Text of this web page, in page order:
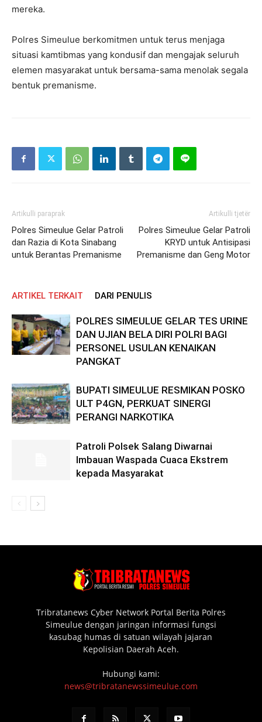
mereka.
Polres Simeulue berkomitmen untuk terus menjaga
situasi kamtibmas yang kondusif dan mengajak seluruh
elemen masyarakat untuk bersama-sama menolak segala
bentuk premanisme.
Artikulli paraprak
Polres Simeulue Gelar Patroli
dan Razia di Kota Sinabang
untuk Berantas Premanisme
Artikulli tjetër
Polres Simeulue Gelar Patroli
KRYD untuk Antisipasi
Premanisme dan Geng Motor
ARTIKEL TERKAIT DARI PENULIS
POLRES SIMEULUE GELAR TES URINE
DAN UJIAN BELA DIRI POLRI BAGI
PERSONEL USULAN KENAIKAN
PANGKAT
BUPATI SIMEULUE RESMIKAN POSKO
ULT P4GN, PERKUAT SINERGI
PERANGI NARKOTIKA
Patroli Polsek Salang Diwarnai
Imbauan Waspada Cuaca Ekstrem
kepada Masyarakat
Tribratanews Cyber Network Portal Berita Polres
Simeulue dengan jaringan informasi fungsi
kasubag humas di satuan wilayah jajaran
Kepolisian Daerah Aceh.
Hubungi kami:
news@tribratanewssimeulue.com